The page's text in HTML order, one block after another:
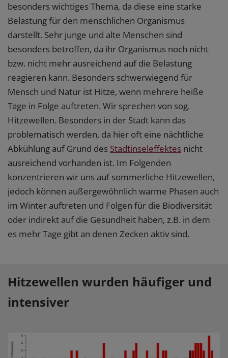
besonders wichtiges Thema, da diese eine starke
Belastung für den menschlichen Organismus
darstellt. Sehr junge und alte Menschen sind
besonders betroffen, da ihr Organismus noch nicht
bzw. nicht mehr ausreichend auf die Belastung
reagieren kann. Besonders schwerwiegend für
Mensch und Natur ist Hitze, wenn mehrere heiße
Tage in Folge auftreten. Wir sprechen von sog.
Hitzewellen. Besonders in der Stadt kann das
problematisch werden, da hier oft eine nächtliche
Abkühlung auf Grund des Stadtinseleffektes nicht
ausreichend vorhanden ist. Im Folgenden
konzentrieren wir uns auf sommerliche Hitzewellen,
jedoch können außergewöhnlich warme Phasen auch
im Winter auftreten und Folgen für die Biodiversität
oder indirekt auf die Gesundheit haben, z.B. in dem
es mehr Tage gibt an denen Zecken aktiv sind.
Hitzewellen wurden häufiger und
intensiver